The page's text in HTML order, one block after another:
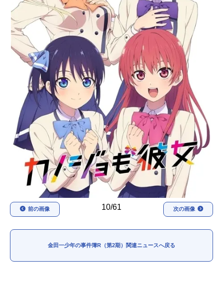
春アニメ 夏アニメ
秋アニメ 冬アニメ
男性声優/女性声優一覧
FOLLOW US
10/61
前の画像 次の画像
金田一少年の事件簿R（第2期）関連ニュースへ戻る